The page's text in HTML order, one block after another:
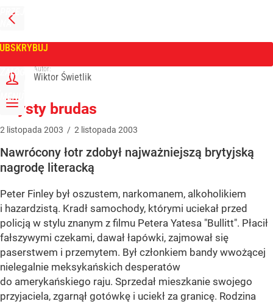
PRZEJDŹ
NA
GŁÓWNĄ
ZALOGUJ
MENU
Tygodnik Wprost
Autor:
Wiktor Świetlik
Czysty brudas
2 listopada 2003 / 2 listopada 2003
Nawrócony łotr zdobył najważniejszą brytyjską
nagrodę literacką
Peter Finley był oszustem, narkomanem, alkoholikiem
i hazardzistą. Kradł samochody, którymi uciekał przed
policją w stylu znanym z filmu Petera Yatesa "Bullitt". Płacił
fałszywymi czekami, dawał łapówki, zajmował się
paserstwem i przemytem. Był członkiem bandy wwożącej
nielegalnie meksykańskich desperatów
do amerykańskiego raju. Sprzedał mieszkanie swojego
przyjaciela, zgarnął gotówkę i uciekł za granicę. Rodzina